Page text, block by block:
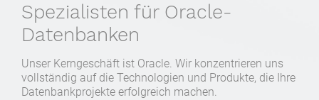
Spezialisten für Oracle-
Datenbanken
Unser Kerngeschäft ist Oracle. Wir konzentrieren uns
vollständig auf die Technologien und Produkte, die Ihre
Datenbankprojekte erfolgreich machen.